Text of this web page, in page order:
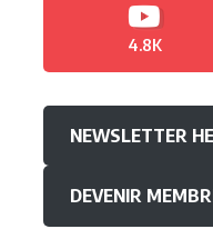
4.8K
NEWSLETTER
DEVENIR